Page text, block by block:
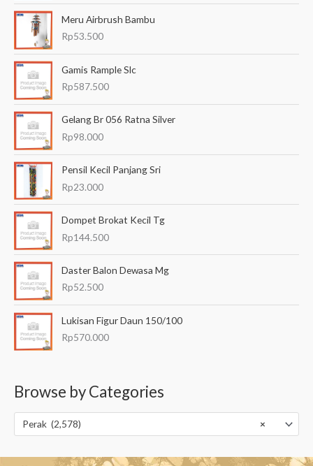
u
Meru Airbrush Bambu
Rp53.500
Gamis Rample Slc
Rp587.500
Gelang Br 056 Ratna Silver
Rp98.000
Pensil Kecil Panjang Sri
Rp23.000
Dompet Brokat Kecil Tg
Rp144.500
Daster Balon Dewasa Mg
Rp52.500
Lukisan Figur Daun 150/100
Rp570.000
Browse by Categories
×
Perak (2,578)